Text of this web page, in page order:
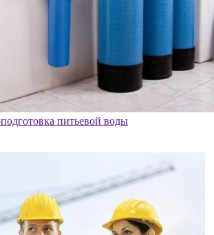
питьевой воды